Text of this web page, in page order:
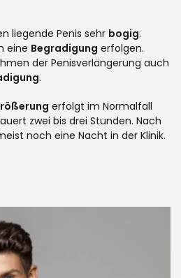
liegende Penis sehr bogig.
eine Begradigung erfolgen.
der Penisverlängerung auch
.
erfolgt im Normalfall
zwei bis drei Stunden. Nach
noch eine Nacht in der Klinik.